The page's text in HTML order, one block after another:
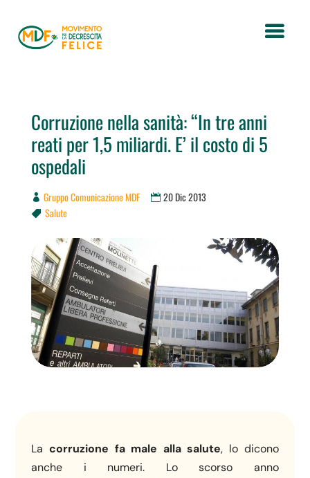
Corruzione nella sanità: “In tre anni
reati per 1,5 miliardi. E’ il costo di 5
ospedali
Gruppo Comunicazione MDF 20 Dic 2013
 Salute
Lacorruzione fa male alla salute, lo dicono
anche i numeri. Lo scorso anno